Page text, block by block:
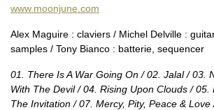
www.moonjune.com
Alex Maguire : claviers / Michel Delville :
samples / Tony Bianco : batterie, sequencer
01. There Is A War Going On / 02. Jalal / 03.
With The Devil / 04. Rising Upon Clouds / 05.
The Invitation / 07. Mercy, Pity, Peace &